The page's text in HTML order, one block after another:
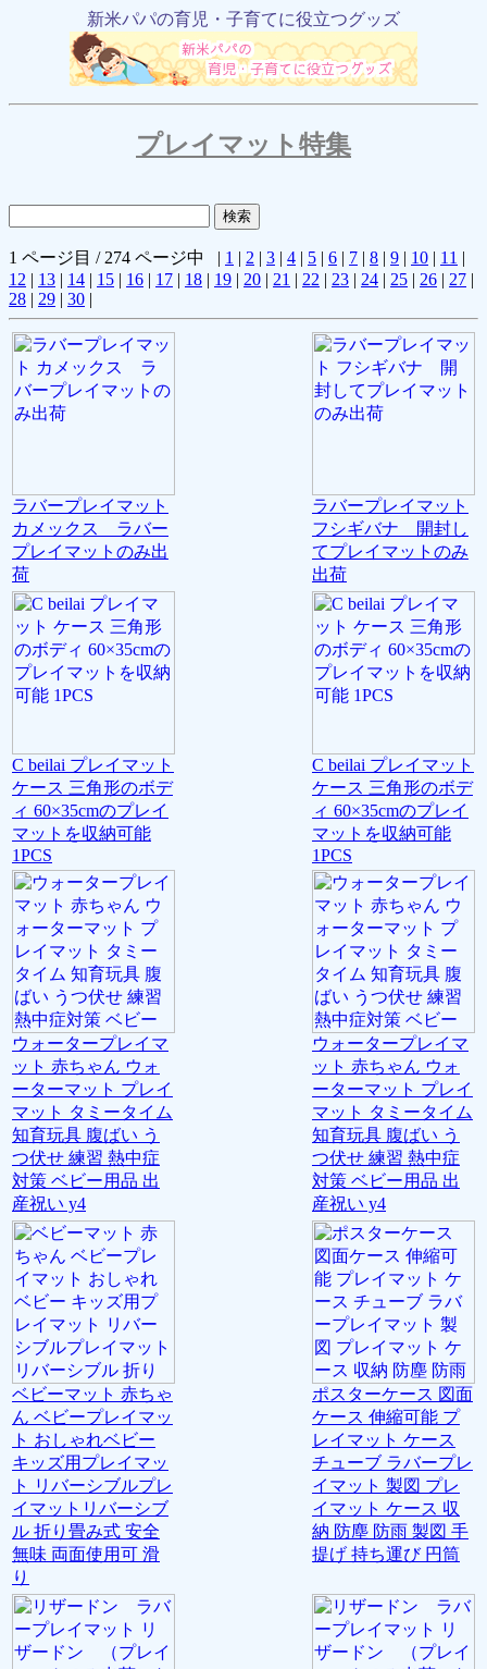
新米パパの育児・子育てに役立つグッズ
プレイマット特集
1 ページ目 / 274 ページ中 | 1 | 2 | 3 | 4 | 5 | 6 | 7 | 8 | 9 | 10 | 11 |
12 | 13 | 14 | 15 | 16 | 17 | 18 | 19 | 20 | 21 | 22 | 23 | 24 | 25 | 26 | 27 |
28 | 29 | 30 |
ラバープレイマット
カメックス ラバー
プレイマットのみ出
荷
ラバープレイマット
フシギバナ 開封し
てプレイマットのみ
出荷
C beilai プレイマット
ケース 三角形のボデ
ィ 60×35cmのプレイ
マットを収納可能
1PCS
C beilai プレイマット
ケース 三角形のボデ
ィ 60×35cmのプレイ
マットを収納可能
1PCS
ウォータープレイマ
ット 赤ちゃん ウォ
ーターマット プレイ
マット タミータイム
知育玩具 腹ばい う
つ伏せ 練習 熱中症
対策 ベビー用品 出
産祝い y4
ウォータープレイマ
ット 赤ちゃん ウォ
ーターマット プレイ
マット タミータイム
知育玩具 腹ばい う
つ伏せ 練習 熱中症
対策 ベビー用品 出
産祝い y4
ベビーマット 赤ちゃ
ん ベビープレイマッ
ト おしゃれベビー
キッズ用プレイマッ
ト リバーシブルプレ
イマットリバーシブ
ル 折り畳み式 安全
無味 両面使用可 滑
り
ポスターケース 図面
ケース 伸縮可能 プ
レイマット ケース
チューブ ラバープレ
イマット 製図 プレ
イマット ケース 収
納 防塵 防雨 製図 手
提げ 持ち運び 円筒